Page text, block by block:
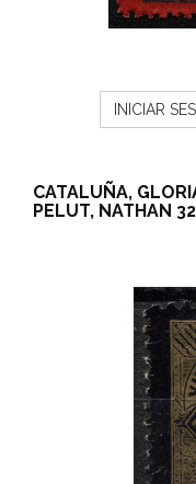
INICIAR
CATALUÑA,
PELUT, NATHAN